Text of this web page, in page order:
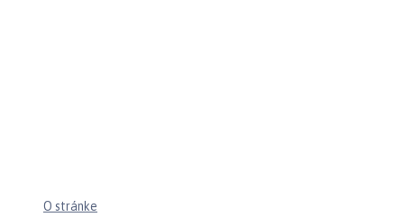
O stránke